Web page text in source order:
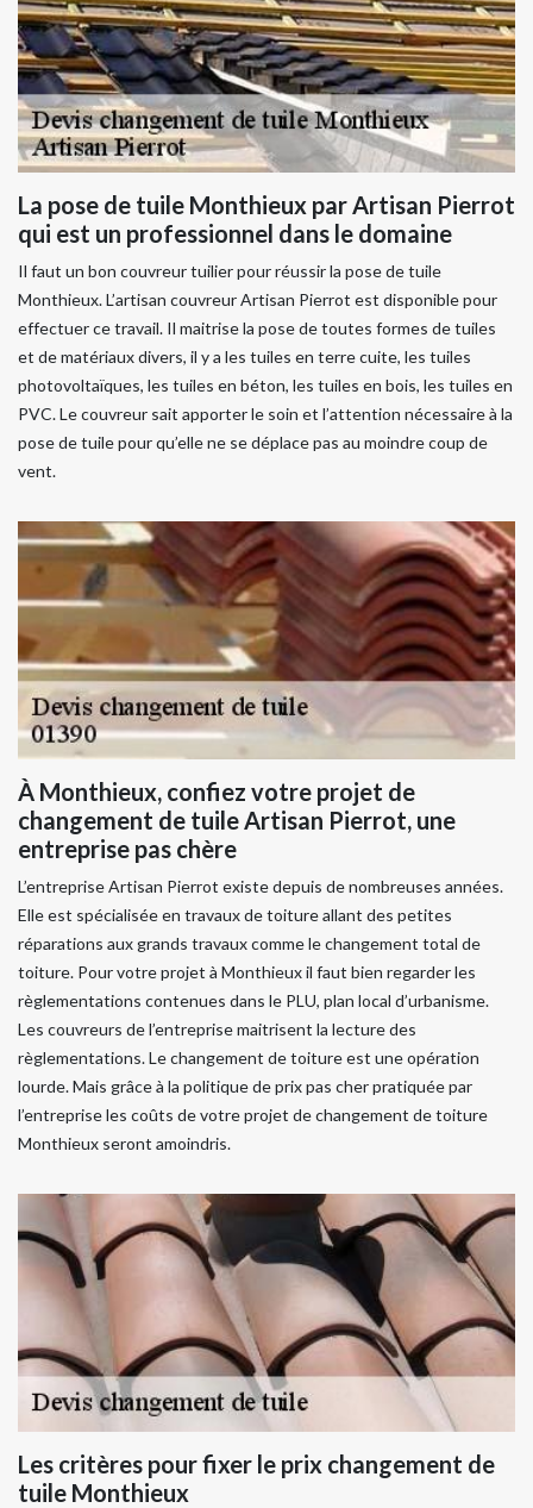
La pose de tuile Monthieux par Artisan Pierrot
qui est un professionnel dans le domaine
Il faut un bon couvreur tuilier pour réussir la pose de tuile
Monthieux. L’artisan couvreur Artisan Pierrot est disponible pour
effectuer ce travail. Il maitrise la pose de toutes formes de tuiles
et de matériaux divers, il y a les tuiles en terre cuite, les tuiles
photovoltaïques, les tuiles en béton, les tuiles en bois, les tuiles en
PVC. Le couvreur sait apporter le soin et l’attention nécessaire à la
pose de tuile pour qu’elle ne se déplace pas au moindre coup de
vent.
À Monthieux, confiez votre projet de
changement de tuile Artisan Pierrot, une
entreprise pas chère
L’entreprise Artisan Pierrot existe depuis de nombreuses années.
Elle est spécialisée en travaux de toiture allant des petites
réparations aux grands travaux comme le changement total de
toiture. Pour votre projet à Monthieux il faut bien regarder les
règlementations contenues dans le PLU, plan local d’urbanisme.
Les couvreurs de l’entreprise maitrisent la lecture des
règlementations. Le changement de toiture est une opération
lourde. Mais grâce à la politique de prix pas cher pratiquée par
l’entreprise les coûts de votre projet de changement de toiture
Monthieux seront amoindris.
Les critères pour fixer le prix changement de
tuile Monthieux